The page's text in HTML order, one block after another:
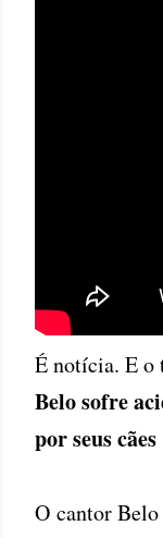
É notícia. E o
Belo sofre
por seus cães
O cantor Belo